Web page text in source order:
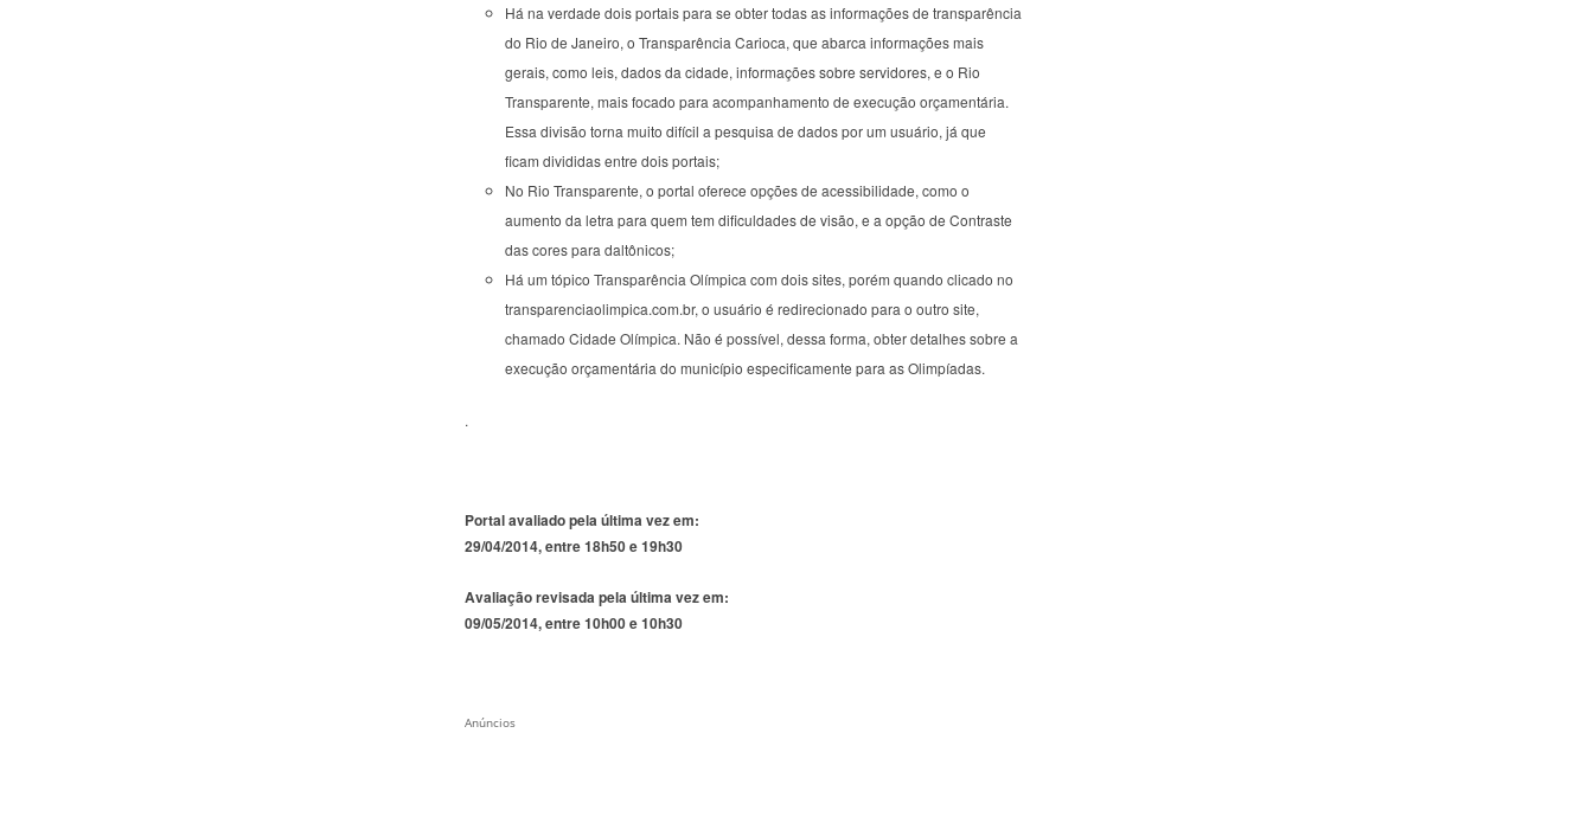
Há na verdade dois portais para se obter todas as informações de transparência
do Rio de Janeiro, o Transparência Carioca, que abarca informações mais
gerais, como leis, dados da cidade, informações sobre servidores, e o Rio
Transparente, mais focado para acompanhamento de execução orçamentária.
Essa divisão torna muito difícil a pesquisa de dados por um usuário, já que
ficam divididas entre dois portais;
No Rio Transparente, o portal oferece opções de acessibilidade, como o
aumento da letra para quem tem dificuldades de visão, e a opção de Contraste
das cores para daltônicos;
Há um tópico Transparência Olímpica com dois sites, porém quando clicado no
transparenciaolimpica.com.br, o usuário é redirecionado para o outro site,
chamado Cidade Olímpica. Não é possível, dessa forma, obter detalhes sobre a
execução orçamentária do município especificamente para as Olimpíadas.
.
Portal avaliado pela última vez em:
29/04/2014, entre 18h50 e 19h30
Avaliação revisada pela última vez em:
09/05/2014, entre 10h00 e 10h30
Anúncios